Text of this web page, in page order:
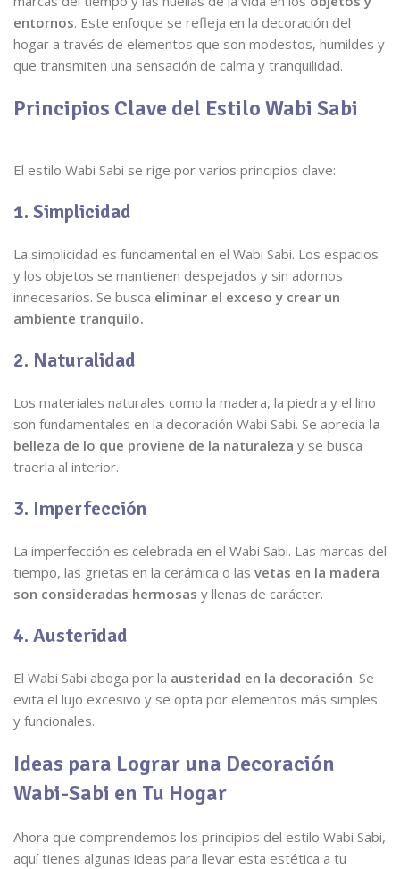
entornos. Este enfoque se refleja en la decoración del
hogar a través de elementos que son modestos, humildes y
que transmiten una sensación de calma y tranquilidad.
Principios Clave del Estilo Wabi Sabi
El estilo Wabi Sabi se rige por varios principios clave:
1. Simplicidad
La simplicidad es fundamental en el Wabi Sabi. Los espacios
y los objetos se mantienen despejados y sin adornos
innecesarios. Se busca eliminar el exceso y crear un
ambiente tranquilo.
2. Naturalidad
Los materiales naturales como la madera, la piedra y el lino
son fundamentales en la decoración Wabi Sabi. Se aprecia la
belleza de lo que proviene de la naturaleza y se busca
traerla al interior.
3. Imperfección
La imperfección es celebrada en el Wabi Sabi. Las marcas del
tiempo, las grietas en la cerámica o las vetas en la madera
son consideradas hermosas y llenas de carácter.
4. Austeridad
El Wabi Sabi aboga por la austeridad en la decoración. Se
evita el lujo excesivo y se opta por elementos más simples
y funcionales.
Ideas para Lograr una Decoración
Wabi-Sabi en Tu Hogar
Ahora que comprendemos los principios del estilo Wabi Sabi,
aquí tienes algunas ideas para llevar esta estética a tu